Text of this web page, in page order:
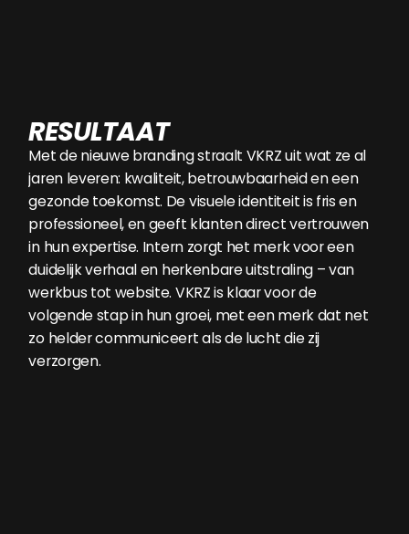
RESULTAAT
Met de nieuwe branding straalt VKRZ uit wat ze al
jaren leveren: kwaliteit, betrouwbaarheid en een
gezonde toekomst. De visuele identiteit is fris en
professioneel, en geeft klanten direct vertrouwen
in hun expertise. Intern zorgt het merk voor een
duidelijk verhaal en herkenbare uitstraling – van
werkbus tot website. VKRZ is klaar voor de
volgende stap in hun groei, met een merk dat net
zo helder communiceert als de lucht die zij
verzorgen.